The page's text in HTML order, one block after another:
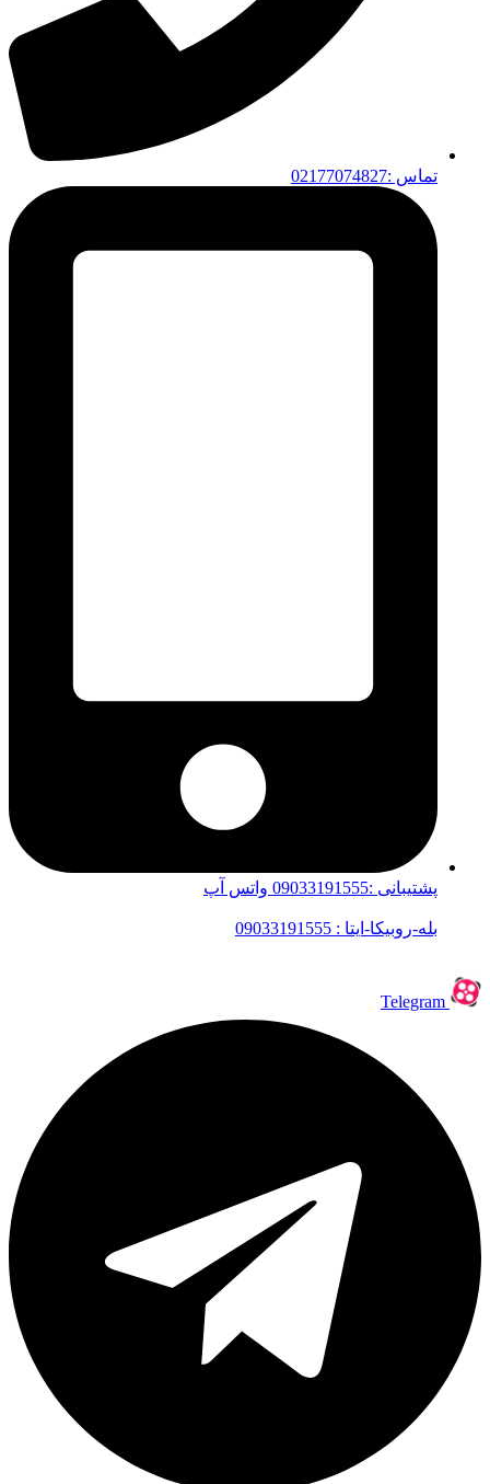
تماس :02177074827
پشتیبانی :09033191555 واتس آپ
بله-روبیکا-ایتا : 09033191555
Telegram